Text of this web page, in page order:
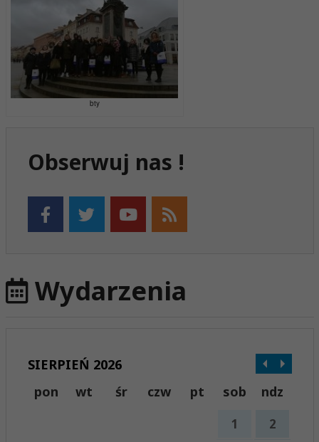
bty
Obserwuj nas !
Wydarzenia
SIERPIEŃ 2026
pon
wt śr czw pt sob ndz
1 2